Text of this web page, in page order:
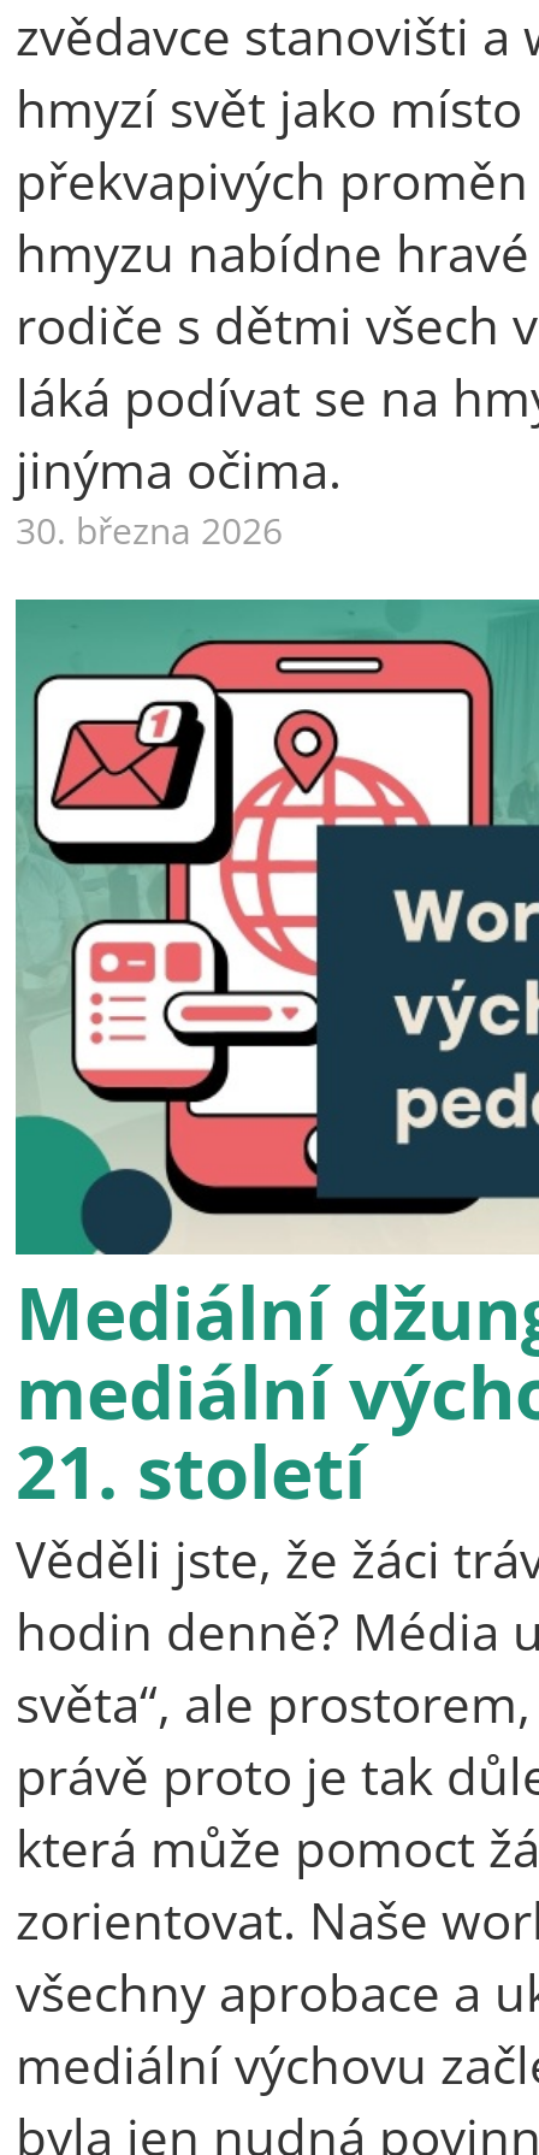
zvědavce stanovišti
hmyzí svět jako
překvapivých
hmyzu nabídne
rodiče s dětmi všech
láká podívat se na
jinýma očima.
30. března 2026
Mediální
mediální
21. století
Věděli jste, že žáci
hodin denně? Média
světa“, ale
právě proto je tak
která může pomoct
zorientovat. Naše
všechny aprobace a
mediální výchovu
byla jen nudná